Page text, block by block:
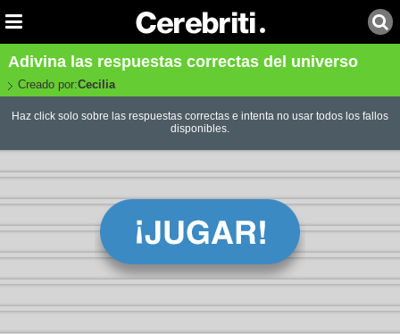
Adivina las respuestas correctas del universo
Creado por:Cecilia
Haz click solo sobre las respuestas correctas e intenta no usar todos los fallos
disponibles.